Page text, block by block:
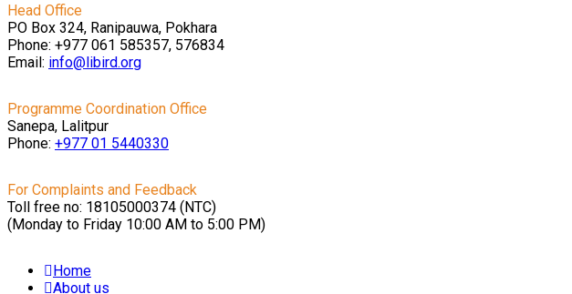
Head Office
PO Box 324, Ranipauwa, Pokhara
Phone: +977 061 585357, 576834
Email: info@libird.org
Programme Coordination Office
Sanepa, Lalitpur
Phone: +977 01 5440330
For Complaints and Feedback
Toll free no: 18105000374 (NTC)
(Monday to Friday 10:00 AM to 5:00 PM)
Home
About us